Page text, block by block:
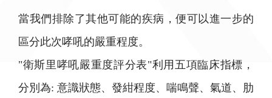
當我們排除了其他可能的疾病，便可以進一步的
區分此次哮吼的嚴重程度。
"衛斯里哮吼嚴重度評分表"利用五項臨床指標，
分別為: 意識狀態、發紺程度、喘鳴聲、氣道、肋